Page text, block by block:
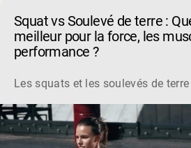
Squat vs Soulevé de terre :
meilleur pour la force, les
performance ?
Les squats et les soulevés de